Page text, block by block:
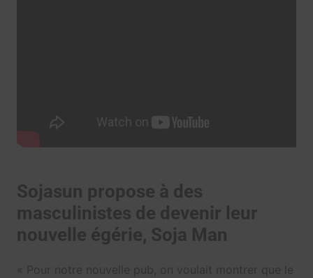
Sojasun propose à des
masculinistes de devenir leur
nouvelle égérie, Soja Man
« Pour notre nouvelle pub, on voulait montrer que le